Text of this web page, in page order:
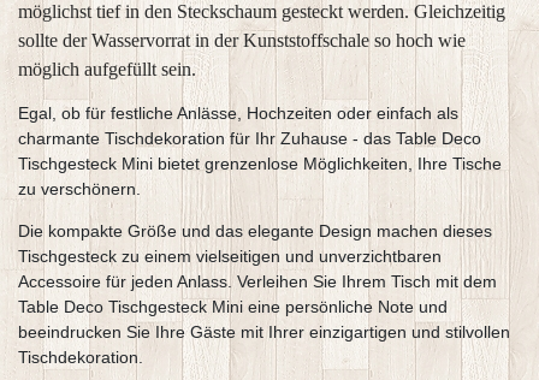
möglichst tief in den Steckschaum gesteckt werden. Gleichzeitig
sollte der Wasservorrat in der Kunststoffschale so hoch wie
möglich aufgefüllt sein.
Egal, ob für festliche Anlässe, Hochzeiten oder einfach als
charmante Tischdekoration für Ihr Zuhause - das Table Deco
Tischgesteck Mini bietet grenzenlose Möglichkeiten, Ihre Tische
zu verschönern.
Die kompakte Größe und das elegante Design machen dieses
Tischgesteck zu einem vielseitigen und unverzichtbaren
Accessoire für jeden Anlass. Verleihen Sie Ihrem Tisch mit dem
Table Deco Tischgesteck Mini eine persönliche Note und
beeindrucken Sie Ihre Gäste mit Ihrer einzigartigen und stilvollen
Tischdekoration.